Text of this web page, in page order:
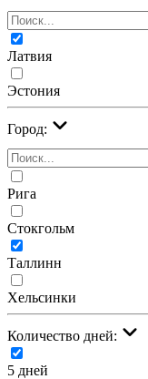
Латвия
Эстония
Город:
Рига
Стокгольм
Таллинн
Хельсинки
Количество дней:
5 дней